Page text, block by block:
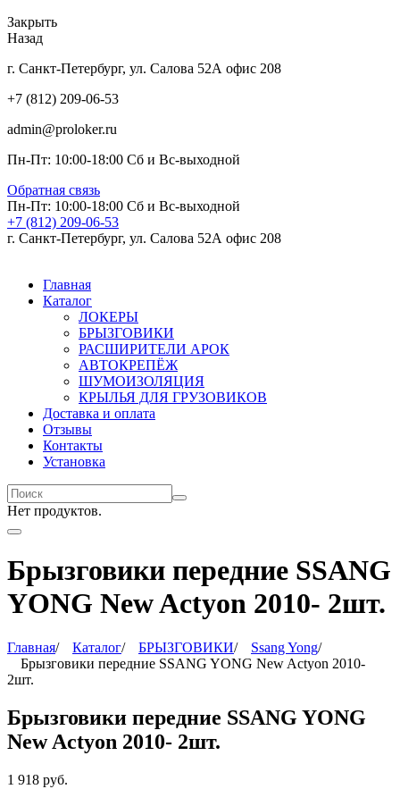
Закрыть
Назад
г. Санкт-Петербург, ул. Салова 52А офис 208
+7 (812) 209-06-53
admin@proloker.ru
Пн-Пт: 10:00-18:00 Сб и Вс-выходной
Обратная связь
Пн-Пт: 10:00-18:00 Сб и Вс-выходной
+7 (812) 209-06-53
г. Санкт-Петербург, ул. Салова 52А офис 208
Главная
Каталог
ЛОКЕРЫ
БРЫЗГОВИКИ
РАСШИРИТЕЛИ АРОК
АВТОКРЕПЁЖ
ШУМОИЗОЛЯЦИЯ
КРЫЛЬЯ ДЛЯ ГРУЗОВИКОВ
Доставка и оплата
Отзывы
Контакты
Установка
Нет продуктов.
Брызговики передние SSANG
YONG New Actyon 2010- 2шт.
Главная/ Каталог/ БРЫЗГОВИКИ/ Ssang Yong/
Брызговики передние SSANG YONG New Actyon 2010-
2шт.
Брызговики передние SSANG YONG
New Actyon 2010- 2шт.
1 918 руб.